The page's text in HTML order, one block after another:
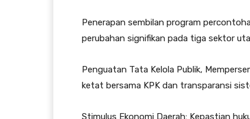
Penerapan sembilan program
perubahan signifikan pada tiga sektor
Penguatan Tata Kelola Publik,
ketat bersama KPK dan transparansi
Stimulus Ekonomi Daerah: Kepastian